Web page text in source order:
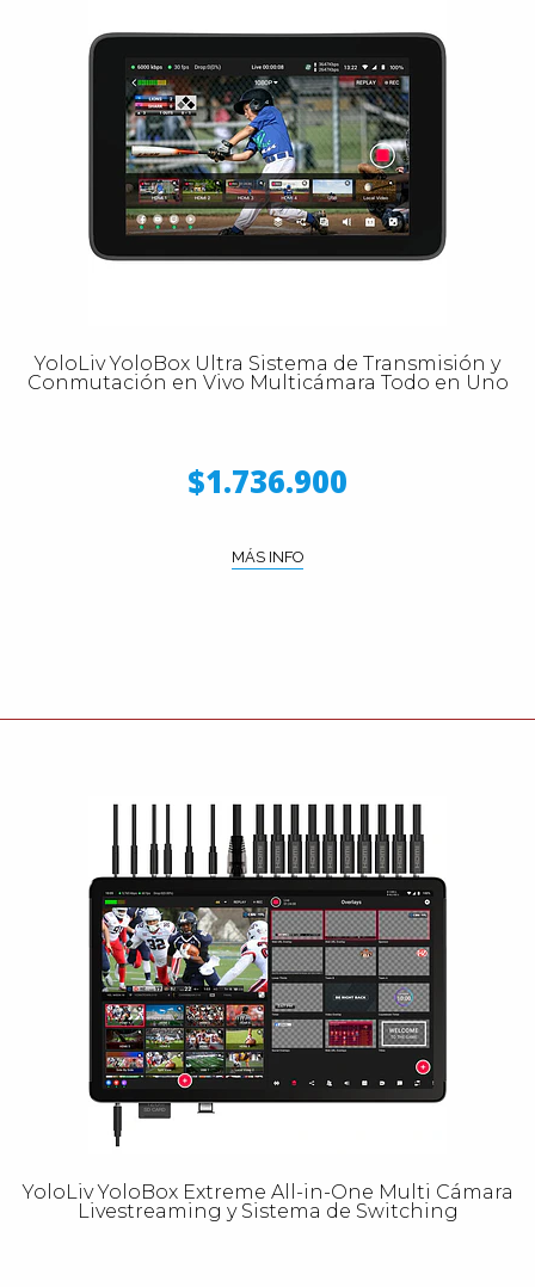
YoloLiv YoloBox Ultra Sistema de Transmisión y
Conmutación en Vivo Multicámara Todo en Uno
$1.736.900
MÁS INFO
YoloLiv YoloBox Extreme All-in-One Multi Cámara
Livestreaming y Sistema de Switching